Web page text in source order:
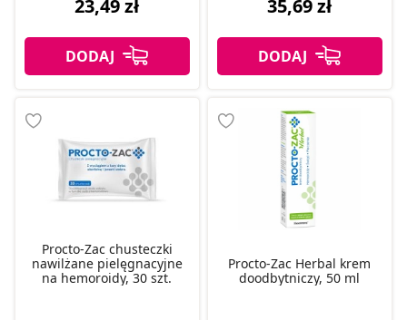
23,49 zł 35,69 zł
Procto-Zac chusteczki
nawilżane pielęgnacyjne
na hemoroidy, 30 szt.
Procto-Zac Herbal krem
doodbytniczy, 50 ml